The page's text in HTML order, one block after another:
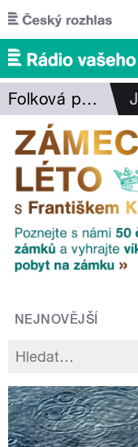
Přejít k hlavnímu
Folková pohlazení
NEJNOVĚJŠÍ